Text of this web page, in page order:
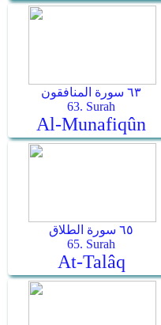
٦٣ سورة المنافقون
63. Surah
Al-Munafiqûn
٦٥ سورة الطلاق
65. Surah
At-Talâq